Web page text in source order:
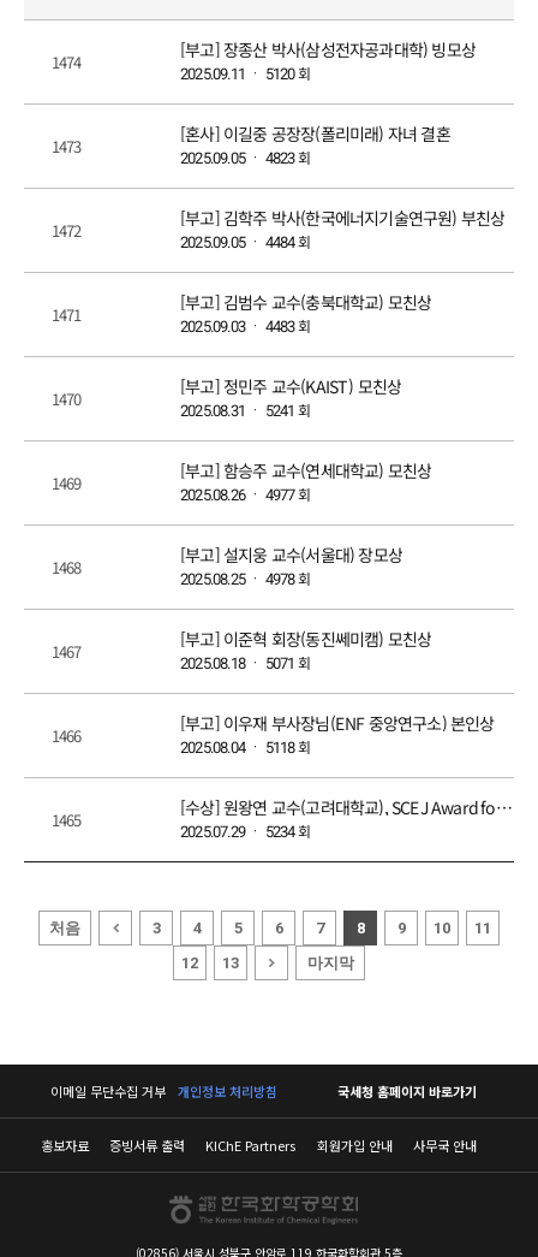
1474
[부고] 장종산 박사(삼성전자공과대학) 빙모상
2025.09.11 ㆍ 5120회
1473
[혼사] 이길중 공장장(폴리미래) 자녀 결혼
2025.09.05 ㆍ 4823회
1472
[부고] 김학주 박사(한국에너지기술연구원) 부친상
2025.09.05 ㆍ 4484회
1471
[부고] 김범수 교수(충북대학교) 모친상
2025.09.03 ㆍ 4483회
1470
[부고] 정민주 교수(KAIST) 모친상
2025.08.31 ㆍ 5241 회
1469
[부고] 함승주 교수(연세대학교) 모친상
2025.08.26 ㆍ 4977회
1468
[부고] 설지웅 교수(서울대) 장모상
2025.08.25 ㆍ 4978회
1467
[부고] 이준혁 회장(동진쎄미캠) 모친상
2025.08.18 ㆍ 5071 회
1466
[부고] 이우재 부사장님(ENF 중앙연구소) 본인상
2025.08.04 ㆍ 5118회
1465
[수상] 원왕연 교수(고려대학교), SCEJ Award for Outstanding Asian Researcher and Engineer 2025 수상
2025.07.29 ㆍ 5234회
처음 3 4 5 6 7 8 9 10
11
12
13 마지막
이메일 무단수집 거부 개인정보 처리방침 국세청 홈페이지 바로가기
홍보자료 증빙서류 출력 KIChE Partners 회원가입 안내 사무국 안내
(02856) 서울시 성북구 안암로 119 한국화학회관 5층